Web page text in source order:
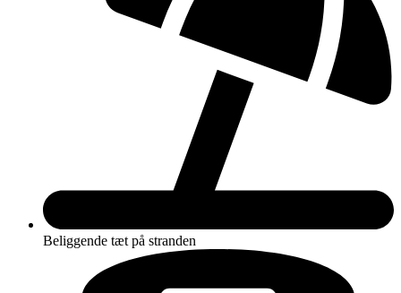
Beliggende tæt på stranden